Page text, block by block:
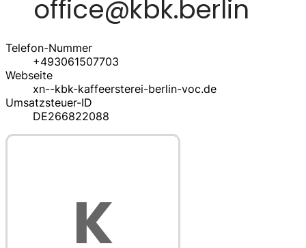
Telefon-Nummer
+493061507703
Webseite
xn--kbk-kaffeersterei-berlin-voc.de
Umsatzsteuer-ID
DE266822088